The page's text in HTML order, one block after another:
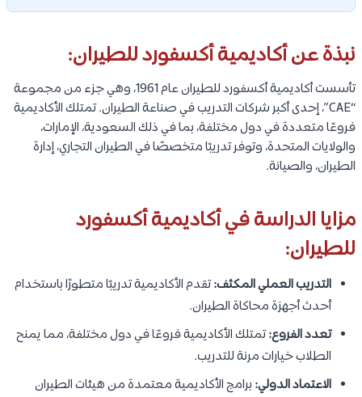
نبذة عن أكاديمية أكسفورد للطيران:
تأسست أكاديمية أكسفورد للطيران عام 1961، وهي جزء من مجموعة
“CAE”، إحدى أكبر شركات التدريب في صناعة الطيران. تمتلك الأكاديمية
فروعًا متعددة في دول مختلفة، بما في ذلك السعودية، الإمارات،
والولايات المتحدة، وتوفر تدريبًا متخصصًا في الطيران التجاري، إدارة
الطيران، والصيانة.
مزايا الدراسة في أكاديمية أكسفورد
للطيران:
التدريب العملي المكثف:تقدم الأكاديمية تدريبًا متطورًا باستخدام
أحدث أجهزة محاكاة الطيران.
تعدد الفروع:تمتلك الأكاديمية فروعًا في دول مختلفة، مما يمنح
الطلاب خيارات مرنة للتدريب.
الاعتماد الدولي: برامج الأكاديمية معتمدة من هيئات الطيران